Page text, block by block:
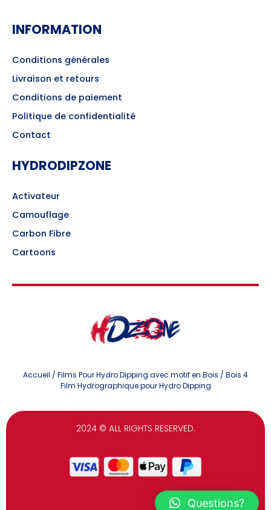
INFORMATION
Conditions générales
Livraison et retours
Conditions de paiement
Politique de confidentialité
Contact
HYDRODIPZONE
Activateur
Camouflage
Carbon Fibre
Cartoons
Accueil / Films Pour Hydro Dipping avec motif en Bois / Bois 4
Film Hydrographique pour Hydro Dipping
2024 © ALL RIGHTS RESERVED.
Questions?